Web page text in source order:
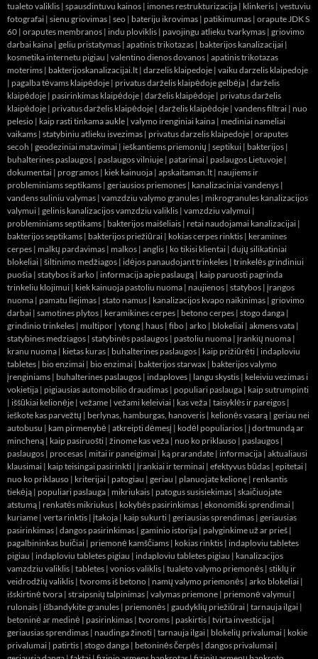
tualeto valiklis | spausdintuvu kainos | imones restrukturizacija | klinkeris | vestuviu
fotografai | sienu griovimas | seo | bateriju ikrovimas | patikimumas | orapute JDK S
60 | oraputes membranos | indu ploviklis | pavojingu atlieku tvarkymas | griovimo
darbai kaina | geliu pristatymas | apatinis trikotazas | bakterijos kanalizacijai |
kosmetika internetu pigiau | valentino dienos dovanos | apatinis trikotazas
moterims | bakterijoskanalizacijai.lt | darzelis klaipedoje | vaiku darzelis klaipedoje
| pagalba tėvams klaipėdoje | privatus darželis klaipėdoje gelbėja | darželis
klaipėdoje | pasirinkimas klaipėdoje | darželis klaipėdoje | privatus darželis
klaipėdoje | privatus darželis klaipėdoje | darželis klaipėdoje | vandens filtrai | nuo
pelesio | kaip rasti tinkama aukle | valymo irenginiai kaina | mediniai nameliai
vaikams | statybiniu atlieku isvezimas | privatus darzelis klaipedoje | oraputes
secoh | geodeziniai matavimai | ieškantiems priemonių | septikui | bakterijos |
buhalterines paslaugos | paslaugos vilniuje | patarimai | paslaugos Lietuvoje |
dokumentai | programos | kiek kainuoja | apskaitaman.lt | naujiems ir
probleminiams septikams | geriausios priemones | kanalizaciniai vandenys |
vandens suliniu valymas | vamzdziu valymo granules | mikrogranules kanalizacijos
valymui | gelinis kanalizacijos vamzdziu valiklis | vamzdziu valymui |
probleminiams septikams | bakterijos maišeliais | retai naudojamai kanalizacijai |
bakterijos septikams | bakterijos priežiūrai | kokias cerpes rinktis | keramines
cerpes | malkų pardavimas | malkos | anglis | ko tikisi klientai | dujų silikatiniai
blokeliai | šiltinimo medžiagos | idėjos panaudojant trinkeles | trinkelės grindiniui
puošia | statybos iš arko | informacija apie paslaugą | kaip paruosti pagrinda
trinkeliu klojimui | kiek kainuoja pastoliu nuoma | naujienos | statybos | įrangos
nuoma | pamatu liejimas | stato namus | kanalizacijos kvapo naikinimas | griovimo
darbai | samotines plytos | keramikines cerpes | betono cerpes | stogo danga |
grindinio trinkeles | multipor | ytong | haus | fibo | arko | blokeliai | akmens vata |
statybines medziagos | statybinės paslaugos | pastoliu nuoma | įrankių nuoma |
kranu nuoma | kietas kuras | buhalterines paslaugos | kaip prižiūrėti | indaploviu
tabletes | bio enzimai | bio enzimai | bakterijos starwax | bakterijos valymo
įrenginiams | buhalterines paslaugos | indaploves | langu skystis | keleiviu vezimas i
vokietija | pigiausias automobilio draudimas | populiari paslauga | kaip sutrumpinti
| iššūkiai kelionėje | vežame | vežami keleiviai | kas veža | taisyklės ir pareigos |
ieškote kas parvežtų | berlynas, hamburgas, hanoveris | kelionės vasarą | geriau nei
autobusu | kam pirmenybė | atkreipti dėmesį | kodėl populiarios | į dortmundą ar
mincheną | kaip pasiruošti | žinome kas veža | nuo ko priklauso | paslaugos |
paslaugos | procesas | mitai ir paneigimai | ką prarandate | informacija | aktualiausi
klausimai | kaip teisingai pasirinkti | įrankiai ir terminai | efektyvus būdas | epitetai |
nuo ko priklauso | kriterijai | patogiau | geriau | planuojate kelionę | renkantis
tiekėją | populiari paslauga | mikriukais | patogus susisiekimas | skaičiuojate
atstumą | renkatės mikriukus | kokybės pasirinkimas | ekonomiški sprendimai |
kuriame | verta rinktis | įtakoja | kaip sukurti | geriausias sprendimas | geriausias
pasirinkimas | dangos pasirinkimas | gaminio istorija | palyginkime už ar prieš |
pagalbininkas buičiai | priemonė kamščiams | kokias rinktis | indaploviu tabletes
pigiau | indaploviu tabletes pigiau | indaploviu tabletes pigiau | kanalizacijos
vamzdziu valiklis | tabletes | vonios valiklis | tualeto valymo priemonės | stiklų ir
veidrodžių valiklis | tvoroms iš betono | namų valymo priemonės | arko blokeliai |
išskirtinė tvora | straipsnių talpinimas | valymas priemone | priemonė valymui |
rulonais | išbandykite granules | priemonės | gaudyklių priežiūrai | tarnauja ilgai |
betoninė ar medinė | pasirinkimas | tvoroms | paskirtis | tvirta investicija |
geriausias sprendimas | naudinga žinoti | tarnauja ilgai | blokelių privalumai | kokie
privalumai | patirtis | stogo danga | betoninės čerpės | dangos privalumai |